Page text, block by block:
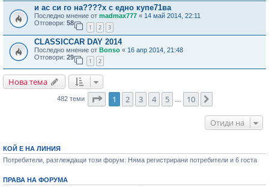
и ас си го на????х с едно купе71ва
Последно мнение от madmax777 « 14 май 2014, 22:11
Отговори: 58
1 2 3
CLASSICCAR DAY 2014
Последно мнение от Bonso « 16 апр 2014, 21:48
Отговори: 29
1 2
Нова тема
482 теми Страница1 от
1 2 3 4 5 10
Отиди на
КОЙ Е НА ЛИНИЯ
Потребители, разглеждащи този форум: Няма регистрирани потребители и 6 госта
ПРАВА НА ФОРУМА